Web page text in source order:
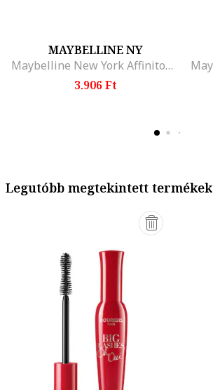
MAYBELLINE NY
Maybelline New York Affinitone alapozo, Vanilla Rose
3.906 Ft
Legutóbb megtekintett termékek